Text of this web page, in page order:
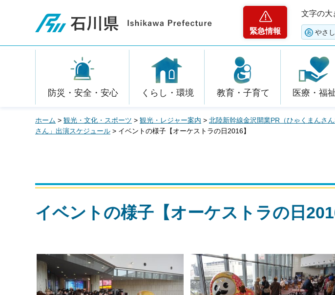
石川県
緊急情報
文字の大
やさ
防災・安全・安心 くらし・環境 教育・子育て 医療・福
ホーム > 観光・文化・スポーツ > 観光・レジャー案内 > 北陸新幹線金沢開業PR（ひゃくまんさん
さん」出演スケジュール > イベントの様子【オーケストラの日2016】
イベントの様子【オーケストラの日